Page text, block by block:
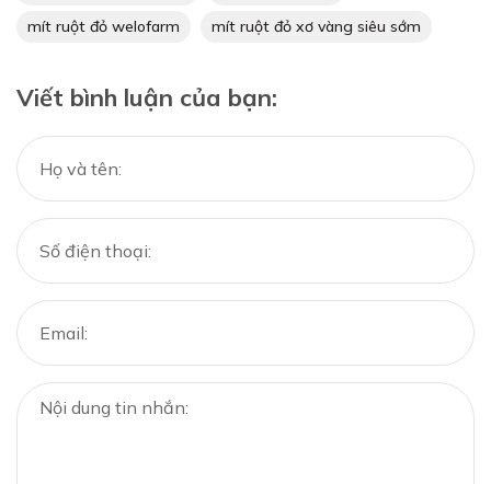
mít ruột đỏ welofarm mít ruột đỏ xơ vàng siêu sớm
Viết bình luận của bạn: